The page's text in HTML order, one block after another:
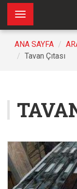
Toggle
navigation
ANA SAYFA
Tavan Çıtası